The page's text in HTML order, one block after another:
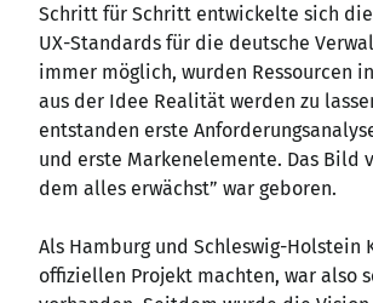
Schritt für Schritt entwickelte sich
UX-Standards für die deutsche
immer möglich, wurden Ressourcen
aus der Idee Realität werden zu
entstanden erste
und erste Markenelemente. Das Bild
dem alles erwächst” war geboren.
Als Hamburg und Schleswig-Holstein
offiziellen Projekt machten, war also